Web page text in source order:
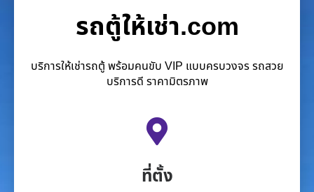
รถตู้ให้เช่า.com
บริการให้เช่ารถตู้ พร้อมคนขับ VIP แบบครบวงจร รถสวย
บริการดี ราคามิตรภาพ
ที่ตั้ง